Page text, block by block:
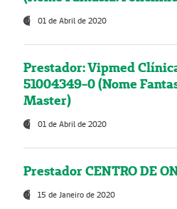
01 de Abril de 2020
Prestador: Vipmed
51004349-0 (Nome
Master)
01 de Abril de 2020
Prestador CENTRO DE
15 de Janeiro de 2020